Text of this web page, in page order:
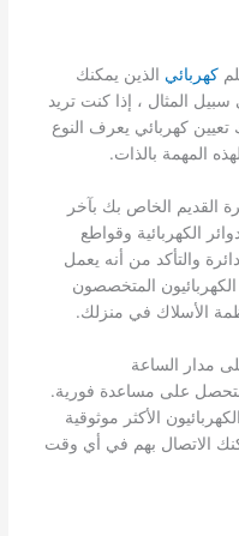
كهربائي الذين يمكنك
المثال ، إذا كنت تريد
كهربائي يعرف النوع
المهمة بالذات.
القديم الخاص بك بآخر
الكهربائية وقواطع
والتأكد من أنه يعمل
المتخصصون
الأسلاك في منزلك.
مدار الساعة
على مساعدة فورية.
الكهربائيون الأكثر موثوقية
الاتصال بهم في أي وقت